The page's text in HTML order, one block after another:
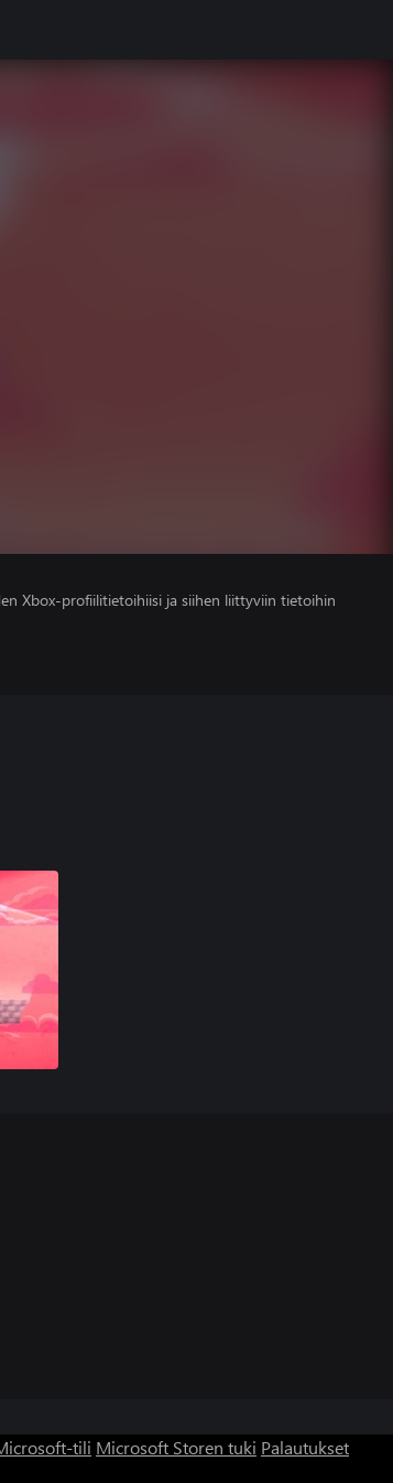
Xbox-profiilitietoihiisi ja siihen liittyviin tietoihin
tili Microsoft Storen tuki Palautukset